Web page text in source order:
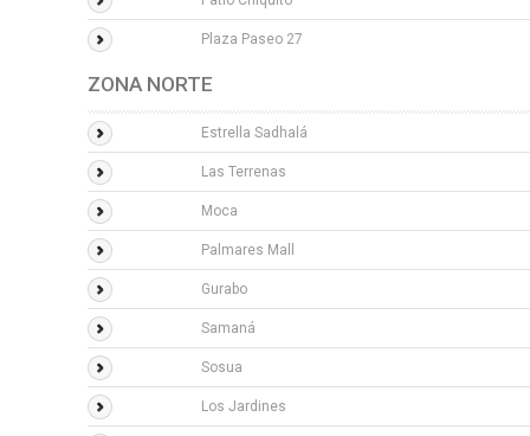
Plaza Paseo 27
ZONA NORTE
Estrella Sadhalá
Las Terrenas
Moca
Palmares Mall
Gurabo
Samaná
Sosua
Los Jardines